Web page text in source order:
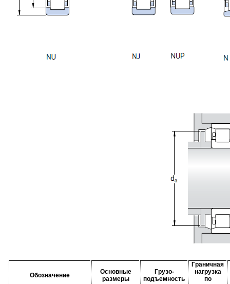
Обозначение
Основные
размеры
Грузо-
подъемность
Граничная
нагрузка
по